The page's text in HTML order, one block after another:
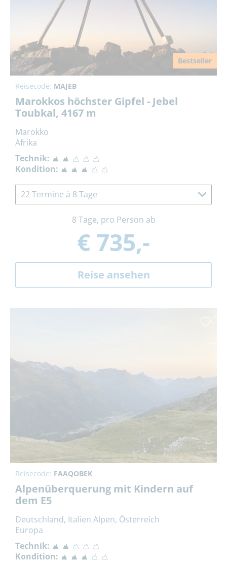
Bestseller
Reisecode: MAJEB
Marokkos höchster Gipfel - Jebel
Toubkal, 4167 m
Marokko
Afrika
Technik:
Kondition:
22 Termine à 8 Tage
8 Tage, pro Person ab
€ 735,-
Reise ansehen
Reisecode: FAAQOBEK
Alpenüberquerung mit Kindern auf
dem E5
Deutschland, Italien Alpen, Österreich
Europa
Technik:
Kondition: